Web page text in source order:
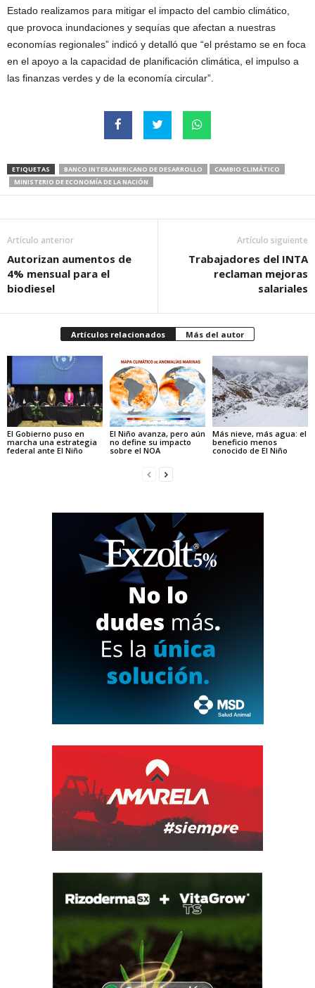
Estado realizamos para mitigar el impacto del cambio climático,
que provoca inundaciones y sequías que afectan a nuestras
economías regionales” indicó y detalló que “el préstamo se en foca
en el apoyo a la capacidad de planificación climática, el impulso a
las finanzas verdes y de la economía circular”.
ETIQUETAS BANCO INTERAMERICANO DE DESARROLLO
CAMBIO CLIMÁTICO
MINISTERIO DE ECONOMÍA DE LA NACIÓN
Artículo anterior
Autorizan aumentos de
4% mensual para el
biodiesel
Artículo siguiente
Trabajadores del INTA
reclaman mejoras
salariales
Artículos relacionados Más del autor
El Gobierno puso en
marcha una estrategia
federal ante El Niño
El Niño avanza, pero aún
no define su impacto
sobre el NOA
Más nieve, más agua: el
beneficio menos
conocido de El Niño